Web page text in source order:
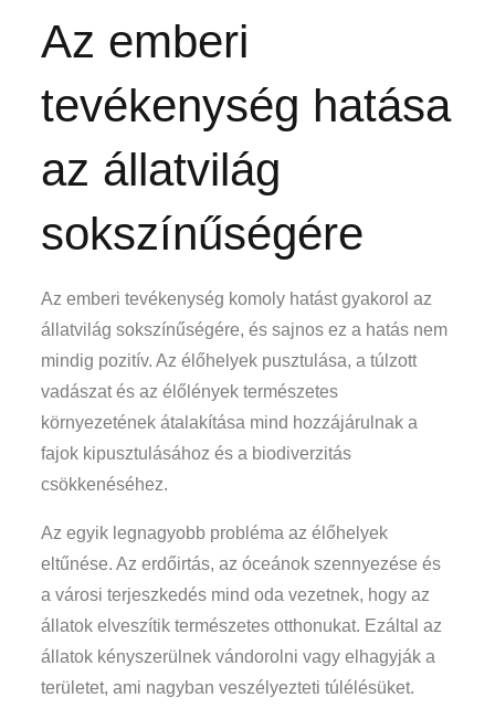
Az emberi
tevékenység hatása
az állatvilág
sokszínűségére
Az emberi tevékenység komoly hatást gyakorol az
állatvilág sokszínűségére, és sajnos ez a hatás nem
mindig pozitív. Az élőhelyek pusztulása, a túlzott
vadászat és az élőlények természetes
környezetének átalakítása mind hozzájárulnak a
fajok kipusztulásához és a biodiverzitás
csökkenéséhez.
Az egyik legnagyobb probléma az élőhelyek
eltűnése. Az erdőirtás, az óceánok szennyezése és
a városi terjeszkedés mind oda vezetnek, hogy az
állatok elveszítik természetes otthonukat. Ezáltal az
állatok kényszerülnek vándorolni vagy elhagyják a
területet, ami nagyban veszélyezteti túlélésüket.